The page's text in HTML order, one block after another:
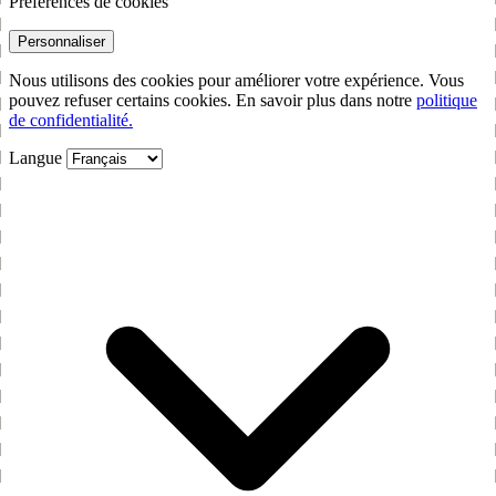
Personnaliser
Nous utilisons des cookies pour améliorer votre expérience. Vous
pouvez refuser certains cookies. En savoir plus dans notre politique
de confidentialité.
Langue